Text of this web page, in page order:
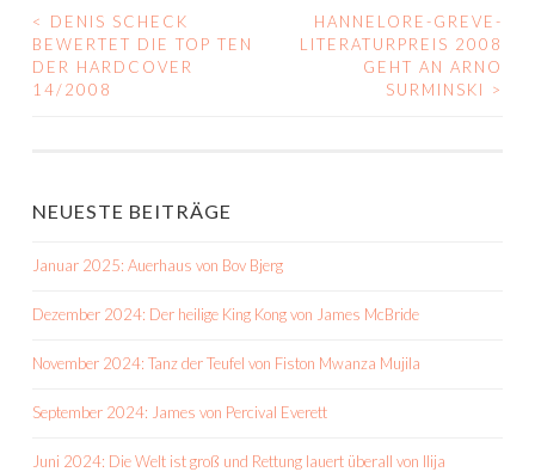
BEITRAGS-
NAVIGATION
<
DENIS SCHECK
BEWERTET DIE TOP TEN
DER HARDCOVER
14/2008
HANNELORE-GREVE-
LITERATURPREIS 2008
GEHT AN ARNO
SURMINSKI
>
NEUESTE BEITRÄGE
Januar 2025: Auerhaus von Bov Bjerg
Dezember 2024: Der heilige King Kong von James McBride
November 2024: Tanz der Teufel von Fiston Mwanza Mujila
September 2024: James von Percival Everett
Juni 2024: Die Welt ist groß und Rettung lauert überall von Ilija